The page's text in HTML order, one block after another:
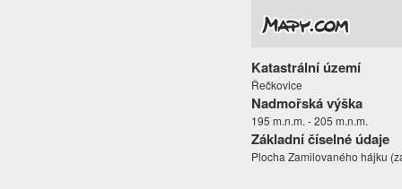
Katastrální území
Řečkovice
Nadmořská výška
195 m.n.m. - 205 m.n.m.
Základní číselné údaje
Plocha Zamilovaného hájku